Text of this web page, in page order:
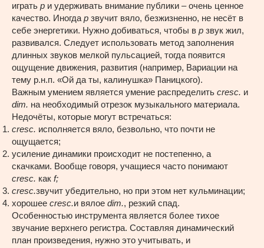
играть p и удерживать внимание публики – очень ценное
качество. Иногда p звучит вяло, безжизненно, не несёт в
себе энергетики. Нужно добиваться, чтобы в p звук жил,
развивался. Следует использовать метод заполнения
длинных звуков мелкой пульсацией, тогда появится
ощущение движения, развития (например, Вариации на
тему р.н.п. «Ой да ты, калинушка» Паницкого).
Важным умением является умение распределить cresc. и
dim. на необходимый отрезок музыкального материала.
Недочёты, которые могут встречаться:
cresc. исполняется вяло, безвольно, что почти не
ощущается;
усиление динамики происходит не постепенно, а
скачками. Вообще говоря, учащиеся часто понимают
cresc. как f;
cresc.звучит убедительно, но при этом нет кульминации;
хорошее cresc.и вялое dim., резкий спад.
Особенностью инструмента является более тихое
звучание верхнего регистра. Составляя динамический
план произведения, нужно это учитывать, и